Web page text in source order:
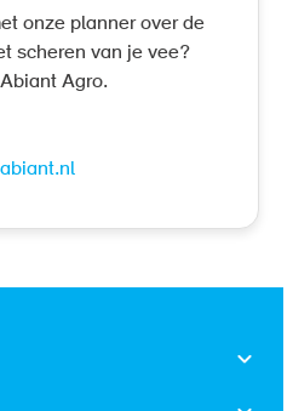
onze planner over de
scheren van je vee?
Agro.